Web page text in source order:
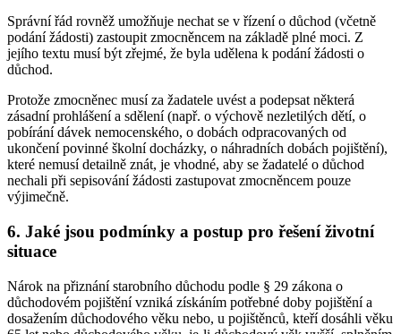
Správní řád rovněž umožňuje nechat se v řízení o důchod (včetně
podání žádosti) zastoupit zmocněncem na základě plné moci. Z
jejího textu musí být zřejmé, že byla udělena k podání žádosti o
důchod.
Protože zmocněnec musí za žadatele uvést a podepsat některá
zásadní prohlášení a sdělení (např. o výchově nezletilých dětí, o
pobírání dávek nemocenského, o dobách odpracovaných od
ukončení povinné školní docházky, o náhradních dobách pojištění),
které nemusí detailně znát, je vhodné, aby se žadatelé o důchod
nechali při sepisování žádosti zastupovat zmocněncem pouze
výjimečně.
6. Jaké jsou podmínky a postup pro řešení životní
situace
Nárok na přiznání starobního důchodu podle § 29 zákona o
důchodovém pojištění vzniká získáním potřebné doby pojištění a
dosažením důchodového věku nebo, u pojištěnců, kteří dosáhli věku